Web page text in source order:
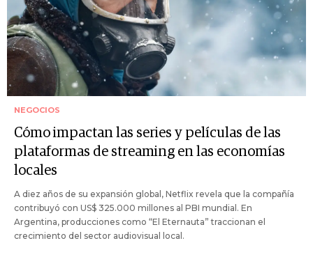
NEGOCIOS
Cómo impactan las series y películas de las
plataformas de streaming en las economías
locales
A diez años de su expansión global, Netflix revela que la compañía
contribuyó con US$ 325.000 millones al PBI mundial. En
Argentina, producciones como “El Eternauta” traccionan el
crecimiento del sector audiovisual local.